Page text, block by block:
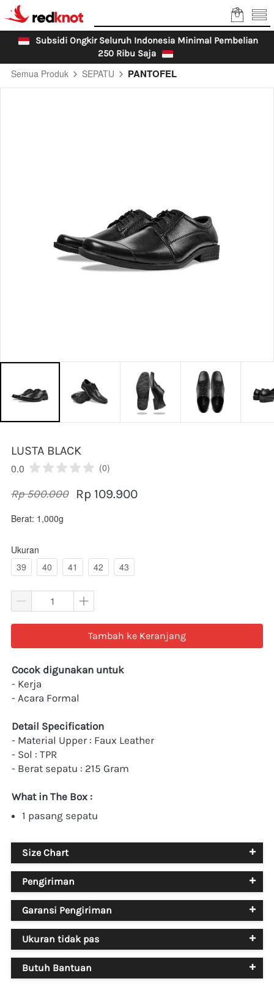
Subsidi Ongkir Seluruh Indonesia Minimal Pembelian
250 Ribu Saja
Semua Produk SEPATU PANTOFEL
LUSTA BLACK
0.0
(0)
Rp 500.000 Rp 109.900
Berat: 1,000g
Ukuran
39
40 41 42 43
`
Tambah ke Keranjang
Cocok digunakan untuk
- Kerja
- Acara Formal
Detail Specification
- Material Upper : Faux Leather
- Sol : TPR
- Berat sepatu : 215 Gram
What in The Box :
1 pasang sepatu
Size Chart
Pengiriman
Garansi Pengiriman
Ukuran tidak pas
Butuh Bantuan